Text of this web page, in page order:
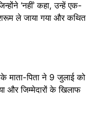
‘नहीं’ कहा, उन्हें एक-
ले जाया गया और कथित
माता-पिता ने 9 जुलाई को
और जिम्मेदारों के खिलाफ